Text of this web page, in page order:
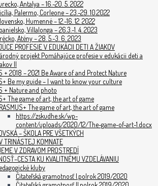
Antalya – 16.-20. 5. 2022
Palermo, Corleone – 23.-29. 10.2022
Humenné – 12.-16. 12. 2022
Villalonga – 26.3.-1. 4. 2023
Atény – 28. 5.-3. 6. 2023
PROFESIE V EDUKÁCII DETI A ŽIAKOV
projekt Pomáhajúce profesie v edukácii deti a
II
+ 2018 – 2021 Be Aware of and Protect Nature
Be my guide – I want to know your culture
+ Nature and photo
The game of art, the art of game
The game of art, the art of game
https://zskudhe.sk/wp-
content/uploads/2020/12/The-game-of-art-1.docx
– ŠKOLA PRE VŠETKÝCH
TRINÁSTEJ KOMNATE
V ZDRAVOM PROSTREDÍ
KU KVALITNÉMU VZDELÁVANIU
kluby
Čitateľská gramotnosť I.polrok 2019/2020